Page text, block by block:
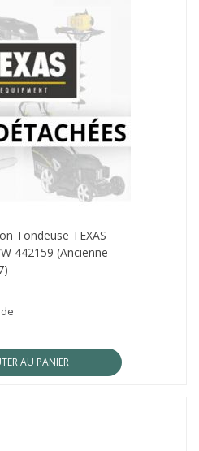
Tondeuse TEXAS
442159 (ancienne
AU PANIER